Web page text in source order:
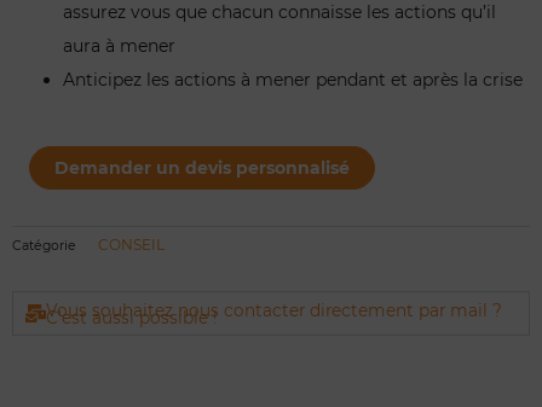
assurez vous que chacun connaisse les actions qu’il
aura à mener
Anticipez les actions à mener pendant et après la crise
Continuité
d'Activité
Demander un devis personnalisé
Catégorie CONSEIL
Vous souhaitez nous contacter directement par mail ?
C'est aussi possible !